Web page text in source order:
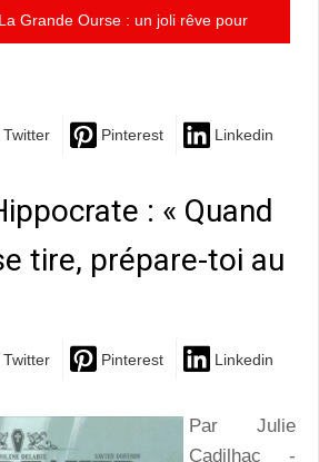
Grande Ourse : un joli rêve pour
Twitter Pinterest Linkedin
: « Quand
tire, prépare-toi au
Twitter Pinterest Linkedin
Par Julie
Cadilhac -